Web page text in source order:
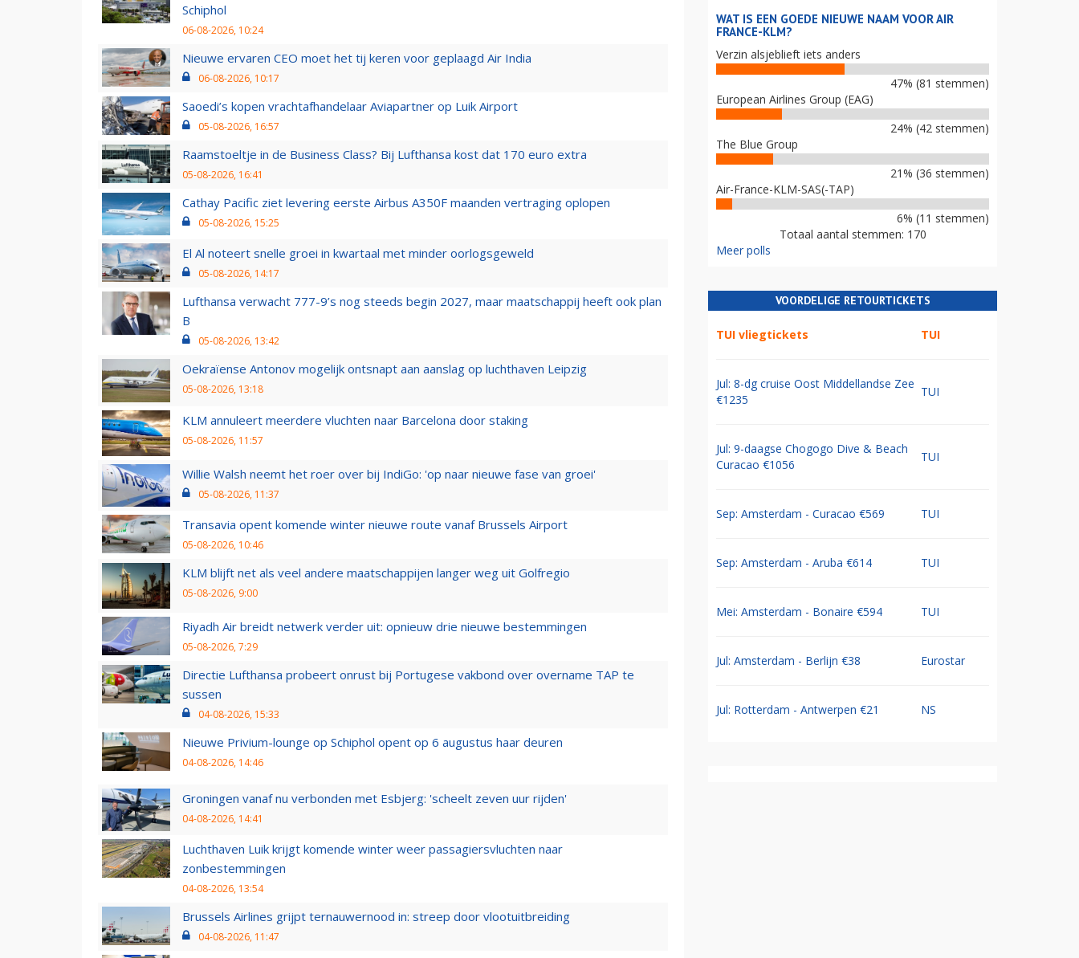
Schiphol
06-08-2026, 10:24
Nieuwe ervaren CEO moet het tij keren voor geplaagd Air India
06-08-2026, 10:17
Saoedi’s kopen vrachtafhandelaar Aviapartner op Luik Airport
05-08-2026, 16:57
Raamstoeltje in de Business Class? Bij Lufthansa kost dat 170 euro extra
05-08-2026, 16:41
Cathay Pacific ziet levering eerste Airbus A350F maanden vertraging oplopen
05-08-2026, 15:25
El Al noteert snelle groei in kwartaal met minder oorlogsgeweld
05-08-2026, 14:17
Lufthansa verwacht 777-9’s nog steeds begin 2027, maar maatschappij heeft ook plan
B
05-08-2026, 13:42
Oekraïense Antonov mogelijk ontsnapt aan aanslag op luchthaven Leipzig
05-08-2026, 13:18
KLM annuleert meerdere vluchten naar Barcelona door staking
05-08-2026, 11:57
Willie Walsh neemt het roer over bij IndiGo: 'op naar nieuwe fase van groei'
05-08-2026, 11:37
Transavia opent komende winter nieuwe route vanaf Brussels Airport
05-08-2026, 10:46
KLM blijft net als veel andere maatschappijen langer weg uit Golfregio
05-08-2026, 9:00
Riyadh Air breidt netwerk verder uit: opnieuw drie nieuwe bestemmingen
05-08-2026, 7:29
Directie Lufthansa probeert onrust bij Portugese vakbond over overname TAP te
sussen
04-08-2026, 15:33
Nieuwe Privium-lounge op Schiphol opent op 6 augustus haar deuren
04-08-2026, 14:46
Groningen vanaf nu verbonden met Esbjerg: 'scheelt zeven uur rijden'
04-08-2026, 14:41
Luchthaven Luik krijgt komende winter weer passagiersvluchten naar
zonbestemmingen
04-08-2026, 13:54
Brussels Airlines grijpt ternauwernood in: streep door vlootuitbreiding
04-08-2026, 11:47
WAT IS EEN GOEDE NIEUWE NAAM VOOR AIR
FRANCE-KLM?
Verzin alsjeblieft iets anders
47% (81 stemmen)
European Airlines Group (EAG)
24% (42 stemmen)
The Blue Group
21% (36 stemmen)
Air-France-KLM-SAS(-TAP)
6% (11 stemmen)
Totaal aantal stemmen: 170
Meer polls
VOORDELIGE RETOURTICKETS
TUI vliegtickets TUI
Jul: 8-dg cruise Oost Middellandse Zee
€1235
TUI
Jul: 9-daagse Chogogo Dive & Beach
Curacao €1056
TUI
Sep: Amsterdam - Curacao €569 TUI
Sep: Amsterdam - Aruba €614 TUI
Mei: Amsterdam - Bonaire €594 TUI
Jul: Amsterdam - Berlijn €38 Eurostar
Jul: Rotterdam - Antwerpen €21 NS